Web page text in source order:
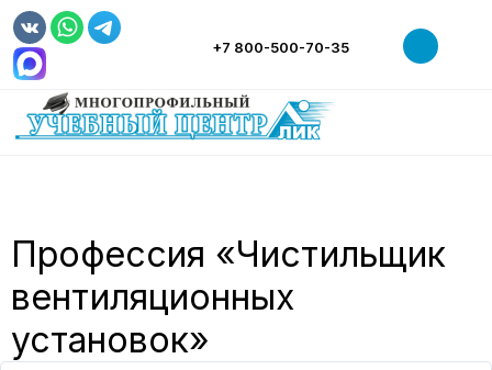
+7 800-500-70-35
НАШ ЦЕНТР
СВЕДЕНИЯ ОБ ОБРАЗОВАТЕЛЬНОЙ ОРГАНИЗАЦИИ
РАБОЧИЕ ПРОФЕССИИ
НОВОСТИ
ТРУДОУСТРОЙСТВО
КОНТАКТЫ
Профессия «Чистильщик
вентиляционных
установок»